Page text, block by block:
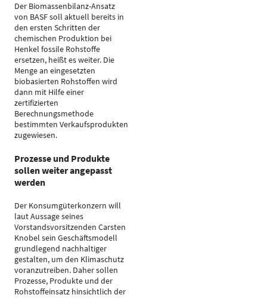
Der Biomassenbilanz-Ansatz
von BASF soll aktuell bereits in
den ersten Schritten der
chemischen Produktion bei
Henkel fossile Rohstoffe
ersetzen, heißt es weiter. Die
Menge an eingesetzten
biobasierten Rohstoffen wird
dann mit Hilfe einer
zertifizierten
Berechnungsmethode
bestimmten Verkaufsprodukten
zugewiesen.
Prozesse und Produkte
sollen weiter angepasst
werden
Der Konsumgüterkonzern will
laut Aussage seines
Vorstandsvorsitzenden Carsten
Knobel sein Geschäftsmodell
grundlegend nachhaltiger
gestalten, um den Klimaschutz
voranzutreiben. Daher sollen
Prozesse, Produkte und der
Rohstoffeinsatz hinsichtlich der